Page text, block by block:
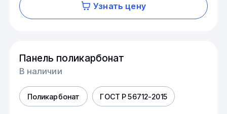
Узнать цену
Панель поликарбонат
В наличии
Поликарбонат ГОСТ Р 56712-2015